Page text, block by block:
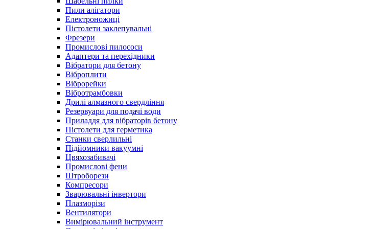
Пили алігатори
Електроножиці
Пістолети заклепувальні
Фрезери
Промислові пилососи
Адаптери та перехідники
Вібратори для бетону
Віброплити
Віброрейки
Вібротрамбовки
Дрилі алмазного свердління
Резервуари для подачі води
Приладдя для вібраторів бетону
Пістолети для герметика
Станки сверлильні
Підйомники вакуумні
Цвяхозабивачі
Промислові фени
Штроборези
Компресори
Зварювальні інвертори
Плазморізи
Вентилятори
Вимірювальний інструмент